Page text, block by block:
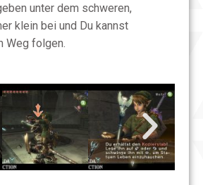
unter dem schweren,
klein bei und Du kannst
Weg folgen.